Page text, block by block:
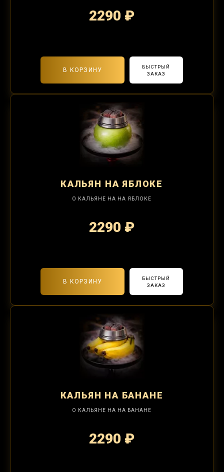
2290 ₽
В КОРЗИНУ
БЫСТРЫЙ
ЗАКАЗ
КАЛЬЯН НА ЯБЛОКЕ
О КАЛЬЯНЕ НА НА ЯБЛОКЕ
2290 ₽
В КОРЗИНУ
БЫСТРЫЙ
ЗАКАЗ
КАЛЬЯН НА БАНАНЕ
О КАЛЬЯНЕ НА НА БАНАНЕ
2290 ₽